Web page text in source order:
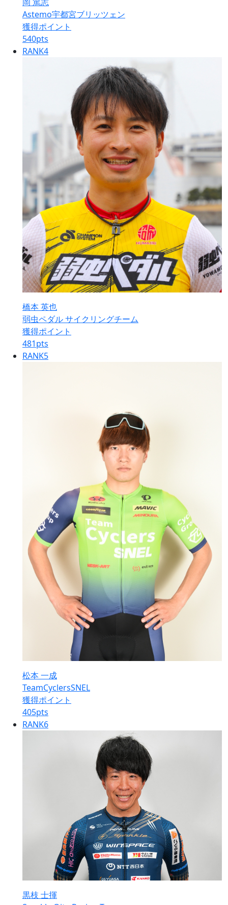
Astemo宇都宮ブリッツェン
獲得ポイント
540pts
RANK4
橋本 英也
弱虫ペダル サイクリングチーム
獲得ポイント
481pts
RANK5
松本 一成
TeamCyclersSNEL
獲得ポイント
405pts
RANK6
黒枝 士揮